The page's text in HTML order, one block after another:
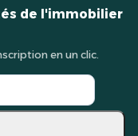
de l'immobilier
en un clic.